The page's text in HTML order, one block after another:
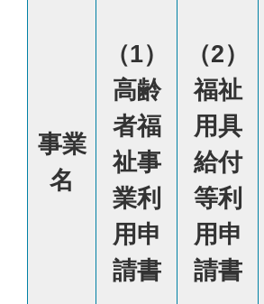
事業
名
（1）
高齢
者福
祉事
業利
用申
請書
（2）
福祉
用具
給付
等利
用申
請書